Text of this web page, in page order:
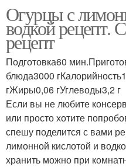
Огурцы с
водкой рецепт.
рецепт
Подготовка60
блюда3000
гЖиры0,06 гУглеводы3,2 г
Если вы не любите
или просто хотите
спешу поделится с вами
лимонной кислотой и
хранить можно при